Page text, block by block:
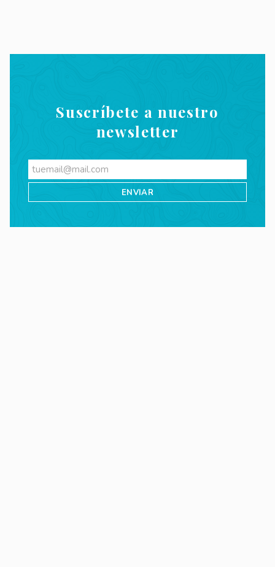
Suscríbete a nuestro
newsletter